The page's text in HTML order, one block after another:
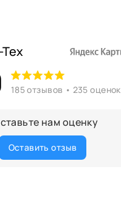
185 отзывов • 235 оценок
нам оценку
Оставить отзыв